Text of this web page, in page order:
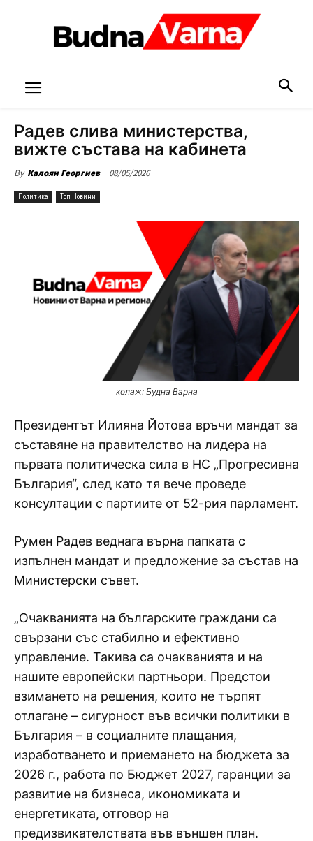
Радев слива министерства,
вижте състава на кабинета
By Калоян Георгиев 08/05/2026
Политика Топ Новини
колаж: Будна Варна
Президентът Илияна Йотова връчи мандат за
съставяне на правителство на лидера на
първата политическа сила в НС „Прогресивна
България“, след като тя вече проведе
консултации с партиите от 52-рия парламент.
Румен Радев веднага върна папката с
изпълнен мандат и предложение за състав на
Министерски съвет.
„Очакванията на българските граждани са
свързани със стабилно и ефективно
управление. Такива са очакванията и на
нашите европейски партньори. Предстои
взимането на решения, които не търпят
отлагане – сигурност във всички политики в
България – в социалните плащания,
изработването и приемането на бюджета за
2026 г., работа по Бюджет 2027, гаранции за
развитие на бизнеса, икономиката и
енергетиката, отговор на
предизвикателствата във външен план.